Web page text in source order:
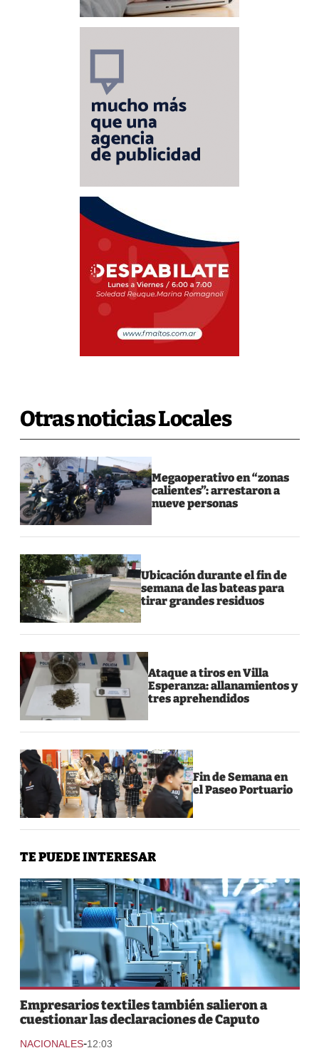
Otras noticias Locales
Megaoperativo en “zonas
calientes”: arrestaron a
nueve personas
Ubicación durante el fin de
semana de las bateas para
tirar grandes residuos
Ataque a tiros en Villa
Esperanza: allanamientos y
tres aprehendidos
Fin de Semana en
el Paseo Portuario
TE PUEDE INTERESAR
Empresarios textiles también salieron a
cuestionar las declaraciones de Caputo
NACIONALES-12:03